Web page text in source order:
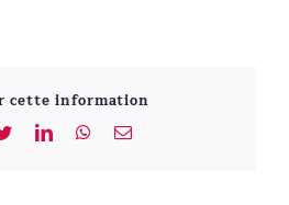
cette information
TwitterLinkedInWhatsApp
Email